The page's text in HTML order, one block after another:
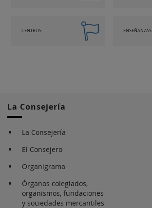
CENTROS ENSEÑANZAS
La Consejería
La Consejería
El Consejero
Organigrama
Órganos colegiados,
organismos, fundaciones
y sociedades mercantiles